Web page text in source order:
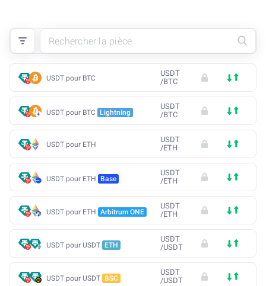
USDT pour BTC
USDT
/BTC
USDT pour BTC Lightning
USDT
/BTC
USDT pour ETH
USDT
/ETH
USDT pour ETH Base
USDT
/ETH
USDT pour ETH Arbitrum ONE
USDT
/ETH
USDT pour USDT ETH
USDT
/USDT
USDT pour USDT BSC
USDT
/USDT